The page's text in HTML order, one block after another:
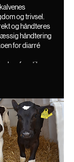
og trivsel.
og håndteres
håndtering
for diarré
kan føre til